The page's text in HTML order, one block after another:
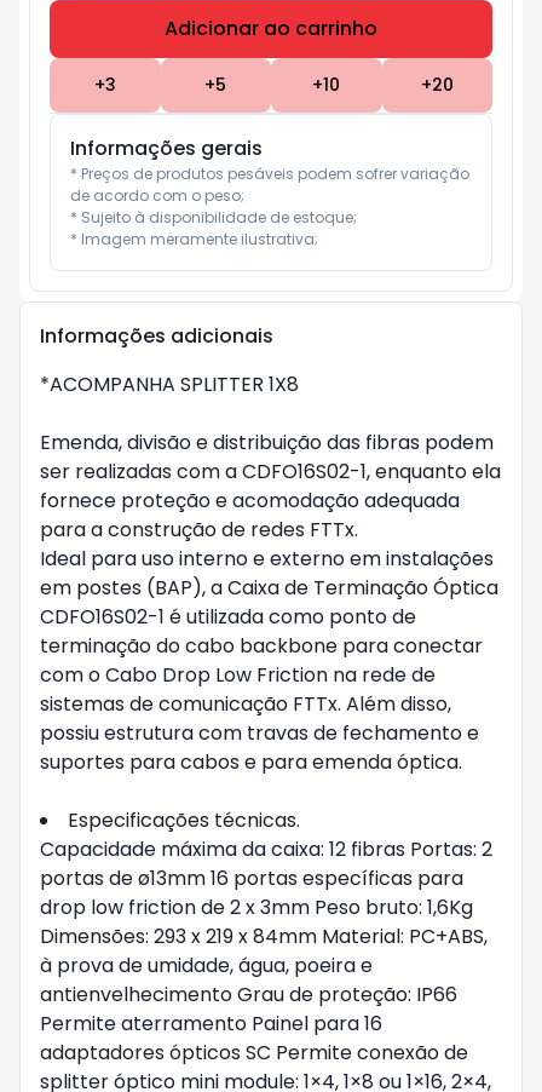
Adicionar ao carrinho
+3 +5 +10 +20
Informações gerais
* Preços de produtos pesáveis podem sofrer variação
de acordo com o peso;
* Sujeito à disponibilidade de estoque;
* Imagem meramente ilustrativa;
Informações adicionais
*ACOMPANHA SPLITTER 1X8
Emenda, divisão e distribuição das fibras podem
ser realizadas com a CDFO16S02-1, enquanto ela
fornece proteção e acomodação adequada
para a construção de redes FTTx.
Ideal para uso interno e externo em instalações
em postes (BAP), a Caixa de Terminação Óptica
CDFO16S02-1 é utilizada como ponto de
terminação do cabo backbone para conectar
com o Cabo Drop Low Friction na rede de
sistemas de comunicação FTTx. Além disso,
possiu estrutura com travas de fechamento e
suportes para cabos e para emenda óptica.
Especificações técnicas.
Capacidade máxima da caixa: 12 fibras Portas: 2
portas de ø13mm 16 portas específicas para
drop low friction de 2 x 3mm Peso bruto: 1,6Kg
Dimensões: 293 x 219 x 84mm Material: PC+ABS,
à prova de umidade, água, poeira e
antienvelhecimento Grau de proteção: IP66
Permite aterramento Painel para 16
adaptadores ópticos SC Permite conexão de
splitter óptico mini module: 1×4, 1×8 ou 1×16, 2×4,